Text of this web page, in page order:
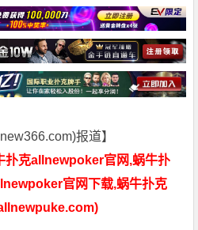
报道】
扑克allnewpoker官网,蜗牛扑
官网下载,蜗牛扑克